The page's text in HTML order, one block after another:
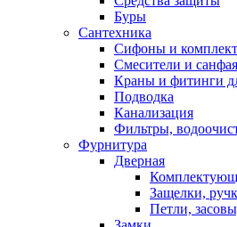
Буры
Сантехника
Сифоны и
Смесители и
Краны и фитинги
Подводка
Канализация
Фильтры,
Фурнитура
Дверная
Защелки,
Петли,